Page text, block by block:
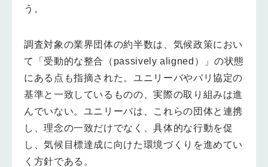
う。
調査対象の業界団体の約半数は、気候政策におい
て「受動的な整合（passively aligned）」の状態
にある点も指摘された。ユニリーバやパリ協定の
基準と一致しているものの、実際の取り組みは進
んでいない。ユニリーバは、これらの団体と連携
し、理念の一致だけでなく、具体的な行動を促
し、気候目標達成に向けた環境づくりを進めてい
く方針である。